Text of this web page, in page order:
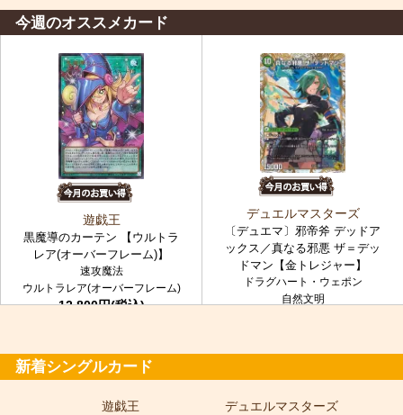
今週のオススメカード
遊戯王
黒魔導のカーテン 【ウルトラ
レア(オーバーフレーム)】
速攻魔法
ウルトラレア(オーバーフレーム)
12,800円(税込)
デュエルマスターズ
〔デュエマ〕邪帝斧 デッドア
ックス／真なる邪悪 ザ＝デッ
ドマン【金トレジャー】
ドラグハート・ウェポン
自然文明
新着シングルカード
遊戯王 デュエルマスターズ